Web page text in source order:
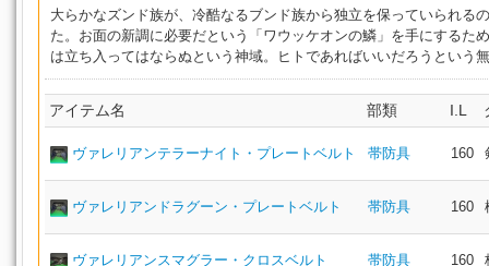
大らかなズンド族が、冷酷なるブンド族から独立を保っていられ
た。お面の新調に必要だという「ワウッケオンの鱗」を手にする
は立ち入ってはならぬという神域。ヒトであればいいだろうという
アイテム名 部類 I.L
ヴァレリアンテラーナイト・プレートベルト 帯防具 160
ヴァレリアンドラグーン・プレートベルト 帯防具 160
ヴァレリアンスマグラー・クロスベルト 帯防具 160